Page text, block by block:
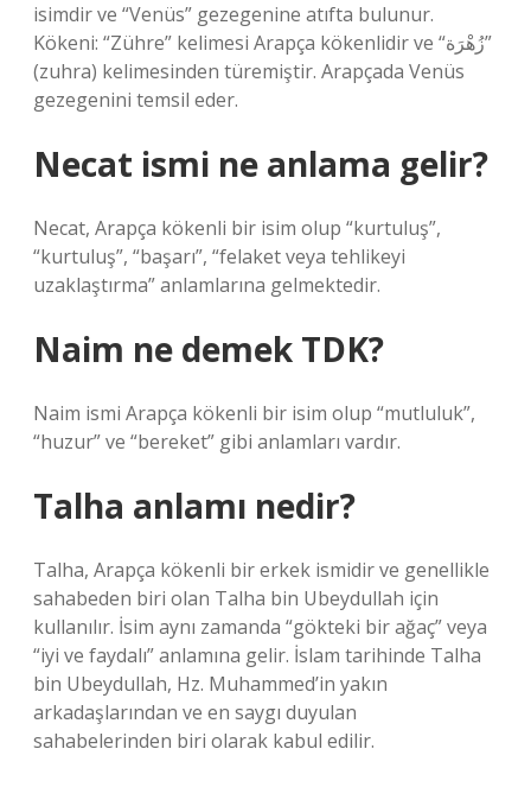
isimdir ve “Venüs” gezegenine atıfta bulunur.
Kökeni: “Zühre” kelimesi Arapça kökenlidir ve “زُهْرَة”
(zuhra) kelimesinden türemiştir. Arapçada Venüs
gezegenini temsil eder.
Necat ismi ne anlama gelir?
Necat, Arapça kökenli bir isim olup “kurtuluş”,
“kurtuluş”, “başarı”, “felaket veya tehlikeyi
uzaklaştırma” anlamlarına gelmektedir.
Naim ne demek TDK?
Naim ismi Arapça kökenli bir isim olup “mutluluk”,
“huzur” ve “bereket” gibi anlamları vardır.
Talha anlamı nedir?
Talha, Arapça kökenli bir erkek ismidir ve genellikle
sahabeden biri olan Talha bin Ubeydullah için
kullanılır. İsim aynı zamanda “gökteki bir ağaç” veya
“iyi ve faydalı” anlamına gelir. İslam tarihinde Talha
bin Ubeydullah, Hz. Muhammed’in yakın
arkadaşlarından ve en saygı duyulan
sahabelerinden biri olarak kabul edilir.